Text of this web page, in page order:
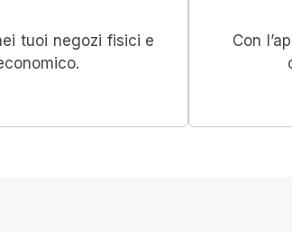
tuoi negozi fisici e
Con